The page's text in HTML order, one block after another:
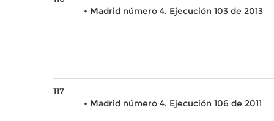
• Madrid número 4. Ejecución 103 de 2013
117
• Madrid número 4. Ejecución 106 de 2011